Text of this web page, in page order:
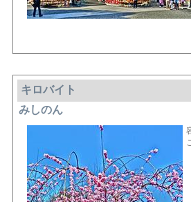
キロバイト
みしのん